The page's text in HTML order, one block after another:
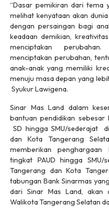
“Dasar pemikiran dari tema
melihat kenyataan akan
dengan persaingan bagi
keadaan demikian,
menciptakan
menciptakan perubahan,
anak-anak yang memiliki
menuju masa depan yang
Syukur Lawigena.
Sinar Mas Land dalam
bantuan pendidikan
SD hingga SMU/sederajat
dan Kota Tangerang
memberikan
tingkat PAUD hingga SMU/
Tangerang dan Kota
tabungan Bank Sinarmas
dari Sinar Mas Land, akan
Walikota Tangerang Selatan